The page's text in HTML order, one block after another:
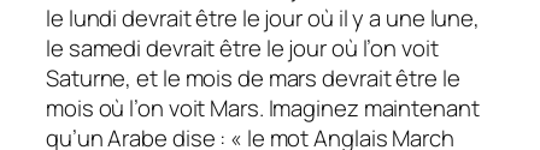
le lundi devrait être le jour où il y a une lune,
le samedi devrait être le jour où l’on voit
Saturne, et le mois de mars devrait être le
mois où l’on voit Mars. Imaginez maintenant
qu’un Arabe dise : « le mot Anglais March